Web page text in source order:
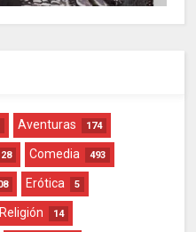
Aventuras 174
Comedia 493
Erótica 5
Religión 14